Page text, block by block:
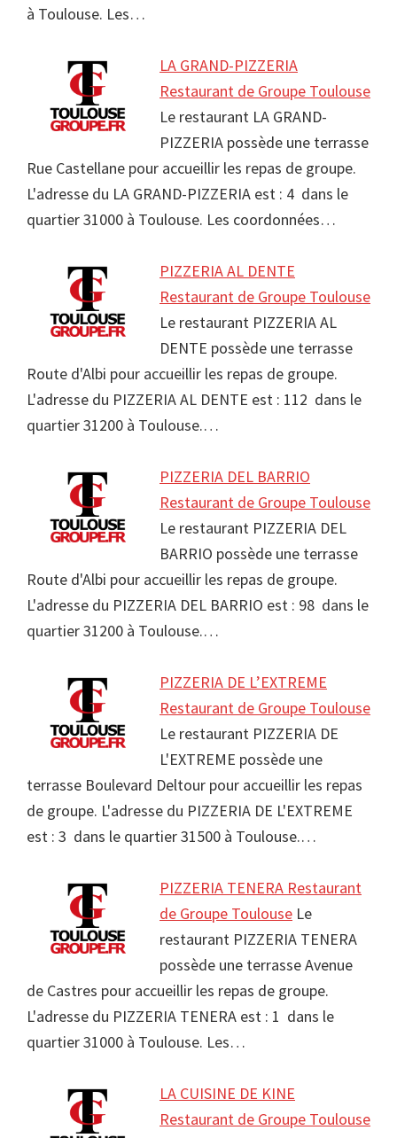
à Toulouse. Les…
LA GRAND-PIZZERIA
Restaurant de Groupe Toulouse
Le restaurant LA GRAND-
PIZZERIA possède une terrasse
Rue Castellane pour accueillir les repas de groupe.
L'adresse du LA GRAND-PIZZERIA est : 4 dans le
quartier 31000 à Toulouse. Les coordonnées…
PIZZERIA AL DENTE
Restaurant de Groupe Toulouse
Le restaurant PIZZERIA AL
DENTE possède une terrasse
Route d'Albi pour accueillir les repas de groupe.
L'adresse du PIZZERIA AL DENTE est : 112 dans le
quartier 31200 à Toulouse.…
PIZZERIA DEL BARRIO
Restaurant de Groupe Toulouse
Le restaurant PIZZERIA DEL
BARRIO possède une terrasse
Route d'Albi pour accueillir les repas de groupe.
L'adresse du PIZZERIA DEL BARRIO est : 98 dans le
quartier 31200 à Toulouse.…
PIZZERIA DE L’EXTREME
Restaurant de Groupe Toulouse
Le restaurant PIZZERIA DE
L'EXTREME possède une
terrasse Boulevard Deltour pour accueillir les repas
de groupe. L'adresse du PIZZERIA DE L'EXTREME
est : 3 dans le quartier 31500 à Toulouse.…
PIZZERIA TENERA Restaurant
de Groupe Toulouse Le
restaurant PIZZERIA TENERA
possède une terrasse Avenue
de Castres pour accueillir les repas de groupe.
L'adresse du PIZZERIA TENERA est : 1 dans le
quartier 31000 à Toulouse. Les…
LA CUISINE DE KINE
Restaurant de Groupe Toulouse